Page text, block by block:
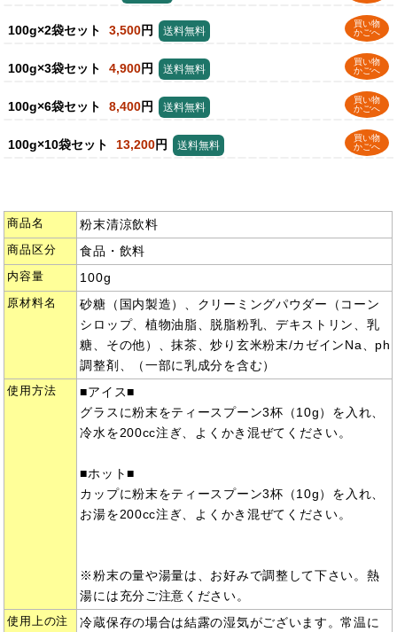
100g×2袋セット 3,500円
買い物
かごへ
送料無料
100g×3袋セット 4,900円
買い物
かごへ
送料無料
100g×6袋セット 8,400円
買い物
かごへ
送料無料
100g×10袋セット 13,200円
買い物
かごへ
送料無料
商品名 粉末清涼飲料
商品区分 食品・飲料
内容量 100g
原材料名
砂糖（国内製造）、クリーミングパウダー（コーン
シロップ、植物油脂、脱脂粉乳、デキストリン、乳
糖、その他）、抹茶、炒り玄米粉末/カゼインNa、ph
調整剤、（一部に乳成分を含む）
使用方法
■アイス■
グラスに粉末をティースプーン3杯（10g）を入れ、
冷水を200cc注ぎ、よくかき混ぜてください。
■ホット■
カップに粉末をティースプーン3杯（10g）を入れ、
お湯を200cc注ぎ、よくかき混ぜてください。
※粉末の量や湯量は、お好みで調整して下さい。熱
湯には充分ご注意ください。
使用上の注
冷蔵保存の場合は結露の湿気がございます。常温に